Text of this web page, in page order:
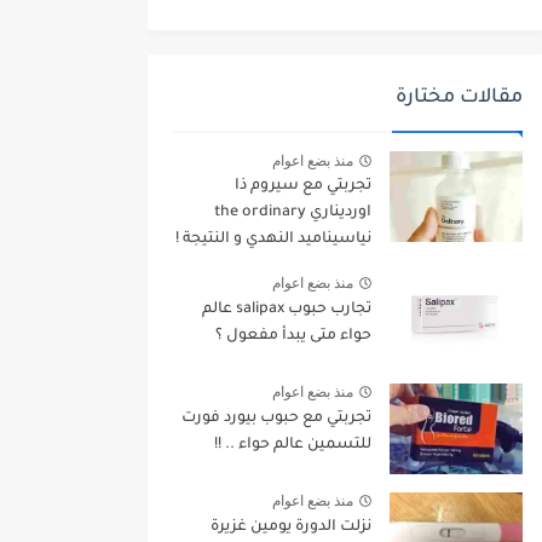
مقالات مختارة
منذ بضع اعوام
تجربتي مع سيروم ذا
اورديناري the ordinary
نياسيناميد النهدي و النتيجة !
منذ بضع اعوام
تجارب حبوب salipax عالم
حواء متى يبدأ مفعول ؟
منذ بضع اعوام
تجربتي مع حبوب بيورد فورت
للتسمين عالم حواء .. !!
منذ بضع اعوام
نزلت الدورة يومين غزيرة